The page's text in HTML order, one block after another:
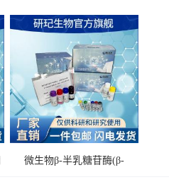
微生物β-半乳糖苷酶(β-